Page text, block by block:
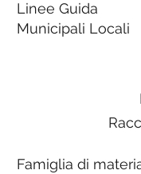
Famiglia di
Linee Guida
Municipali Locali